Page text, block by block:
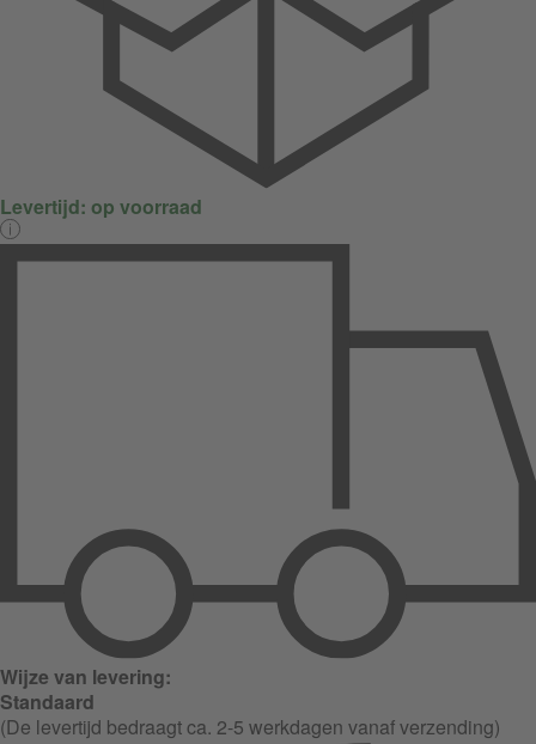
Levertijd: op voorraad
Wijze van levering:
Standaard
(De levertijd bedraagt ca. 2-5 werkdagen vanaf verzending)